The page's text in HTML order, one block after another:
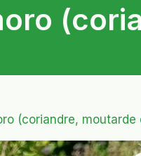
(coriandre, moutarde